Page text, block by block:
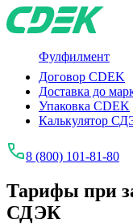
Фулфилмент
Договор CDEK
Доставка до
Упаковка CDEK
Калькулятор
8 (800) 101-81-80
Тарифы при
СДЭК